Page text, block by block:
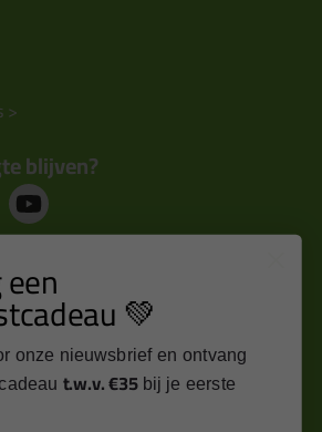
>
blijven?
deals rechtstreeks in je
💚
onze nieuwsbrief en ontvang
t.w.v. €35 bij je eerste